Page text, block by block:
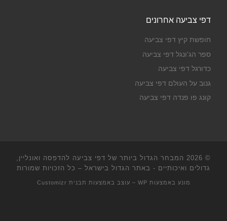
דפי צביעה אחרונים
חופשת קיץ דפי צביעה
ספר הג'ונגל דפי צביעה
כדורגל דפי צביעה
גנוב על העולם דפי צביעה
קונג פו פנדה דפי צביעה
© 2026
המבחר הגדול ביותר של דפי צביעה להדפסה ואונליין,
גדולים ואיכותיים - באתר הגדול בישראל – כל הזכויות שמורות
מונע באמצעות WP – עוצב באמצעות תבנית Customizr